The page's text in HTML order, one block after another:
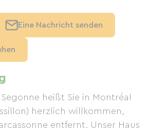
heißt Sie in Montréal
herzlich willkommen,
entfernt. Unser Haus
Eine Nachricht senden